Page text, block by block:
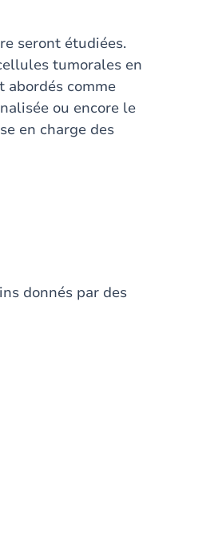
seront étudiées.
tumorales en
abordés comme
ou encore le
en charge des
donnés par des